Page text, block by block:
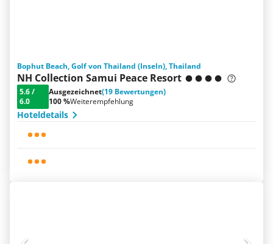
Bophut Beach, Golf von Thailand (Inseln), Thailand
NH Collection Samui Peace Resort
5.6/
6.0
Ausgezeichnet(19 Bewertungen)
100 %Weiterempfehlung
Hoteldetails